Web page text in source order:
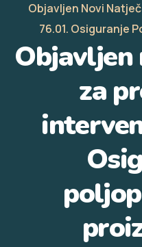
Objavljen Novi
76.01. Osiguranje
Objavljen
za